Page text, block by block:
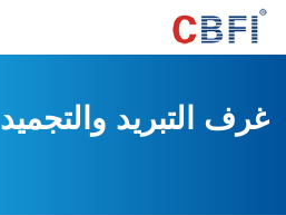
غرف التبريد والتجميد